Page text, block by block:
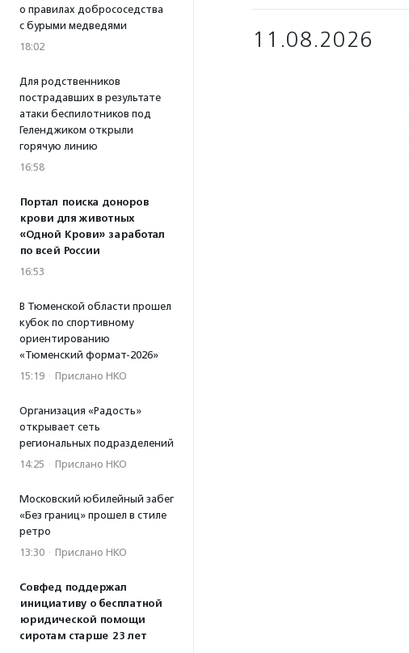
о правилах добрососедства
с бурыми медведями
18:02
Для родственников
пострадавших в результате
атаки беспилотников под
Геленджиком открыли
горячую линию
16:58
Портал поиска доноров
крови для животных
«Одной Крови» заработал
по всей России
16:53
В Тюменской области прошел
кубок по спортивному
ориентированию
«Тюменский формат-2026»
15:19 · Прислано НКО
Организация «Радость»
открывает сеть
региональных подразделений
14:25 · Прислано НКО
Московский юбилейный забег
«Без границ» прошел в стиле
ретро
13:30 · Прислано НКО
Совфед поддержал
инициативу о бесплатной
юридической помощи
сиротам старше 23 лет
11.08.2026